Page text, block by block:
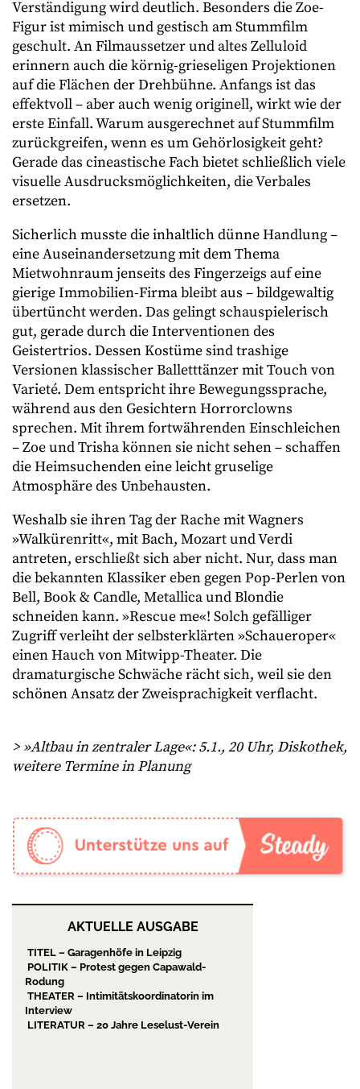
Verständigung wird deutlich. Besonders die Zoe-
Figur ist mimisch und gestisch am Stummfilm
geschult. An Filmaussetzer und altes Zelluloid
erinnern auch die körnig-grieseligen Projektionen
auf die Flächen der Drehbühne. Anfangs ist das
effektvoll – aber auch wenig originell, wirkt wie der
erste Einfall. Warum ausgerechnet auf Stummfilm
zurückgreifen, wenn es um Gehörlosigkeit geht?
Gerade das cineastische Fach bietet schließlich viele
visuelle Ausdrucksmöglichkeiten, die Verbales
ersetzen.
Sicherlich musste die inhaltlich dünne Handlung –
eine Auseinandersetzung mit dem Thema
Mietwohnraum jenseits des Fingerzeigs auf eine
gierige Immobilien-Firma bleibt aus – bildgewaltig
übertüncht werden. Das gelingt schauspielerisch
gut, gerade durch die Interventionen des
Geistertrios. Dessen Kostüme sind trashige
Versionen klassischer Balletttänzer mit Touch von
Varieté. Dem entspricht ihre Bewegungssprache,
während aus den Gesichtern Horrorclowns
sprechen. Mit ihrem fortwährenden Einschleichen
– Zoe und Trisha können sie nicht sehen – schaffen
die Heimsuchenden eine leicht gruselige
Atmosphäre des Unbehausten.
Weshalb sie ihren Tag der Rache mit Wagners
»Walkürenritt«, mit Bach, Mozart und Verdi
antreten, erschließt sich aber nicht. Nur, dass man
die bekannten Klassiker eben gegen Pop-Perlen von
Bell, Book & Candle, Metallica und Blondie
schneiden kann. »Rescue me«! Solch gefälliger
Zugriff verleiht der selbsterklärten »Schaueroper«
einen Hauch von Mitwipp-Theater. Die
dramaturgische Schwäche rächt sich, weil sie den
schönen Ansatz der Zweisprachigkeit verflacht.
> »Altbau in zentraler Lage«: 5.1., 20 Uhr, Diskothek,
weitere Termine in Planung
AKTUELLE AUSGABE
TITEL – Garagenhöfe in Leipzig
POLITIK – Protest gegen Capawald-
Rodung
THEATER – Intimitätskoordinatorin im
Interview
LITERATUR – 20 Jahre Leselust-Verein